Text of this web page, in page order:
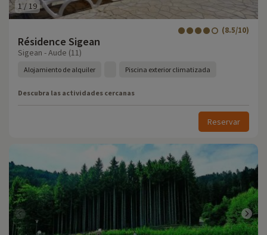
1/ 19
Résidence Sigean
(8.5/10)
Sigean - Aude (11)
Alojamiento de alquiler Piscina exterior climatizada
Descubra las actividades cercanas
Reservar